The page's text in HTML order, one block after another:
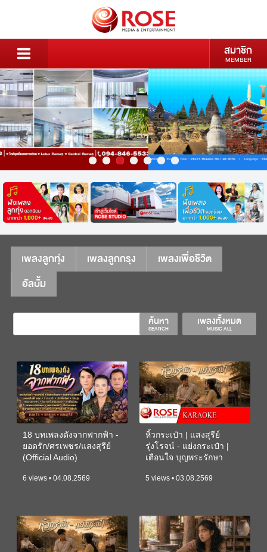
สมาชิก
MEMBER
เพลงลูกทุ่ง เพลงลูกกรุง
เพลงเพื่อชีวิต
อัลบั้ม
เพลงทั้งหมด
MUSIC ALL
ค้นหา
SEARCH
18 บทเพลงดังจากฟากฟ้า -
ยอดรัก/ศรเพชร/แสงสุรีย์
(Official Audio)
6 views • 04.08.2569
หิ้วกระเป๋า | แสงสุรีย์
รุ่งโรจน์ - แย่งกระเป๋า |
เตือนใจ บุญพระรักษา
5 views • 03.08.2569